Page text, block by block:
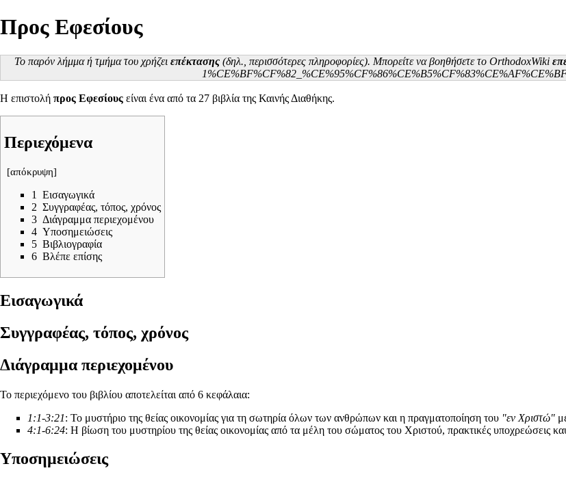
Προς Εφεσίους
Το παρόν λήμμα ή τμήμα του χρήζει επέκτασης (δηλ., περισσότερες πληροφορίες). Μπορείτε να βοηθήσετε το OrthodoxWiki
Η επιστολή προς Εφεσίους είναι ένα από τα 27 βιβλία της Καινής Διαθήκης.
Περιεχόμενα
[απόκρυψη]
1
Εισαγωγικά
2 Συγγραφέας, τόπος, χρόνος
3 Διάγραμμα περιεχομένου
4 Υποσημειώσεις
5 Βιβλιογραφία
6 Βλέπε επίσης
Εισαγωγικά
Συγγραφέας, τόπος, χρόνος
Διάγραμμα περιεχομένου
Το περιεχόμενο του βιβλίου αποτελείται από 6 κεφάλαια:
1:1-3:21: Το μυστήριο της θείας οικονομίας για τη σωτηρία όλων των ανθρώπων και η πραγματοποίηση του "εν Χριστώ"
4:1-6:24: Η βίωση του μυστηρίου της θείας οικονομίας από τα μέλη του σώματος του Χριστού, πρακτικές υποχρεώσεις
Υποσημειώσεις